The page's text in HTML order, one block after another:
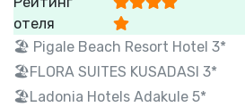
отеля
🏖 Pigale Beach Resort Hotel 3*
🏖FLORA SUITES KUSADASI 3*
🏖Ladonia Hotels Adakule 5*